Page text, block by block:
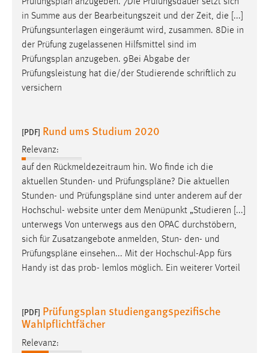
in Summe aus der Bearbeitungszeit und der Zeit, die [...]
Prüfungsunterlagen eingeräumt wird, zusammen. 8Die in
der Prüfung zugelassenen Hilfsmittel sind im
Prüfungsplan anzugeben. 9Bei Abgabe der
Prüfungsleistung hat die/der Studierende schriftlich zu
versichern
[PDF] Rund ums Studium 2020
Relevanz:
auf den Rückmeldezeitraum hin. Wo finde ich die
aktuellen Stunden- und Prüfungspläne? Die aktuellen
Stunden- und Prüfungspläne sind unter anderem auf der
Hochschul- website unter dem Menüpunkt „Studieren [...]
unterwegs Von unterwegs aus den OPAC durchstöbern,
sich für Zusatzangebote anmelden, Stun- den- und
Prüfungspläne einsehen... Mit der Hochschul-App fürs
Handy ist das prob- lemlos möglich. Ein weiterer Vorteil
[PDF] Prüfungsplan studiengangspezifische
Wahlpflichtfächer
Relevanz: